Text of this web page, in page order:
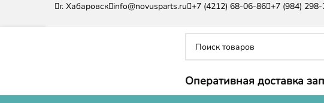
г. Хабаровск info@novusparts.ru +7 (4212) 68-06-86 +7 (984)
Оперативная доставка